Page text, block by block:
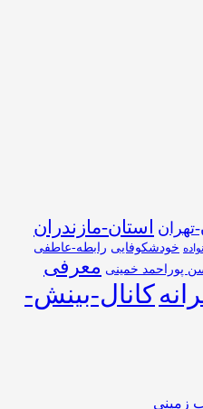
تهران استان-مازندران
خودشکوفایی رابطه-عاطفی
پوراحمد خمینی معرفی
کانال-بینش-